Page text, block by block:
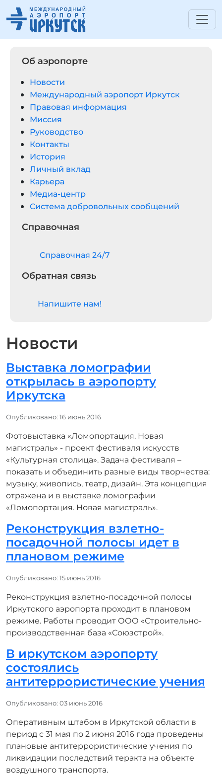
Новости
Выставка ломографии
открылась в аэропорту
Иркутска
Информация о материале
Опубликовано: 16 июнь 2016
Фотовыставка «Ломопортация. Новая
магистраль» - проект фестиваля искусств
«Культурная столица». Задача фестиваля –
показать и объединить разные виды творчества:
музыку, живопись, театр, дизайн. Эта концепция
отражена и в выставке ломографии
«Ломопортация. Новая магистраль».
Реконструкция взлетно-
посадочной полосы идет в
плановом режиме
Информация о материале
Опубликовано: 15 июнь 2016
Реконструкция взлетно-посадочной полосы
Иркутского аэропорта проходит в плановом
режиме. Работы проводит ООО «Строительно-
производственная база «Союзстрой».
В иркутском аэропорту
состоялись
антитеррористические учения
Информация о материале
Опубликовано: 03 июнь 2016
Оперативным штабом в Иркутской области в
период с 31 мая по 2 июня 2016 года проведены
плановые антитеррористические учения по
ликвидации последствий теракта на объекте
воздушного транспорта.
Об аэропорте
Новости
Международный аэропорт Иркутск
Правовая информация
Миссия
Руководство
Контакты
История
Личный вклад
Карьера
Медиа-центр
Система добровольных сообщений
Справочная
Cправочная 24/7
Обратная связь
Напишите нам!